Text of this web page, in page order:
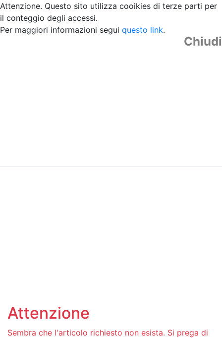
Attenzione. Questo sito utilizza cooikies di terze parti per
il conteggio degli accessi.
Per maggiori informazioni segui questo link.
Chiudi
Attenzione
Sembra che l'articolo richiesto non esista. Si prega di